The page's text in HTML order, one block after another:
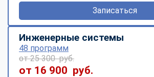
Записаться
Инженерные системы
48 программ
от 25 300 руб.
от 16 900 руб.